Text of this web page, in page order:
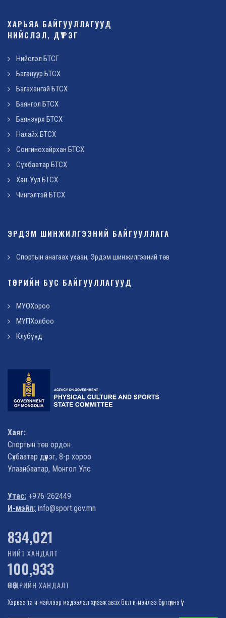
ХАРЬЯА БАЙГУУЛЛАГУУД
НИЙСЛЭЛ, ДҮҮРЭГ
Нийслэл БТСГ
Багануур БТСХ
Багахангай БТСХ
Баянгол БТСХ
Баянзүрх БТСХ
Налайх БТСХ
Сонгинохайрхан БТСХ
Сүхбаатар БТСХ
Хан-Уул БТСХ
Чингэлтэй БТСХ
ЭРДЭМ ШИНЖИЛГЭЭНИЙ БАЙГУУЛЛАГА
Спортын анагаах ухаан, Эрдэм шинжилгээний төв
ТӨРИЙН БУС БАЙГУУЛЛАГУУД
МҮОХороо
МҮПХолбоо
Клубүүд
Хаяг:
Спортын төв ордон
Сүхбаатар дүүрэг, 8-р хороо
Улаанбаатар, Монгол Улс
Утас: +976-262449
И-мэйл: info@sport.gov.mn
1,022,348
НИЙТ ХАНДАЛТ
100,933
ӨНӨӨДРИЙН ХАНДАЛТ
Хэрвээ та и-мэйлээр мэдээлэл хүлээж авах бол и-мэйлээ бүртгүүлнэ үү!